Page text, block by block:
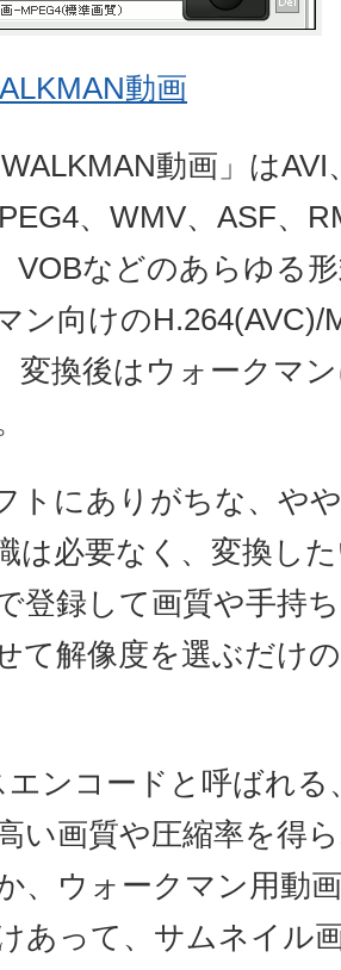
動画
動画」はAVI
、WMV、ASF、
VOBなどのあらゆる
ン向けのH.264(AVC)/
変換後はウォークマ
トにありがちな、や
は必要なく、変換し
登録して画質や手持
て解像度を選ぶだけ
エンコードと呼ばれる
い画質や圧縮率を得
、ウォークマン用動
あって、サムネイル